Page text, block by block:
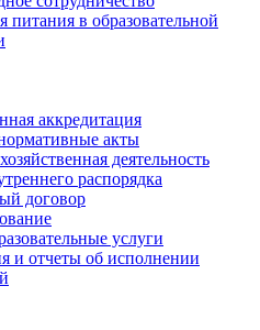
питания в образовательной
аккредитация
акты
деятельность
распорядка
договор
услуги
и отчеты об исполнении